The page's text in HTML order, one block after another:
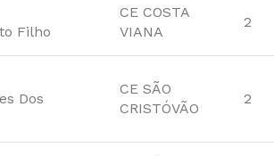
Filho
CE COSTA
VIANA
2
Dos
CE SÃO
CRISTÓVÃO
2